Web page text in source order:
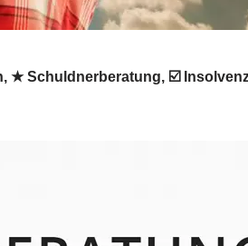
★ Schuldnerberatung, ☑️